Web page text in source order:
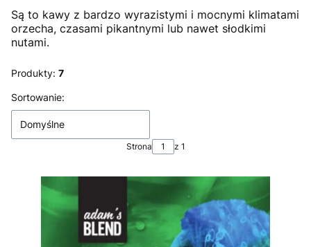
Są to kawy z bardzo wyrazistymi i mocnymi klimatami
orzecha, czasami pikantnymi lub nawet słodkimi
nutami.
Produkty: 7
Lista produktów
Sortowanie:
Domyślne
Strona z 1